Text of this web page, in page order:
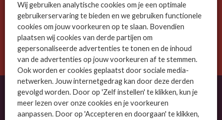
De ICT-wereld is snel. Mis niets.
Meld je nu aan voor de MSP Business nieuwsbrief.
AANMELDEN
OVER MSP BUSINESS
Wij gebruiken analytische cookies om je een optimale
gebruikerservaring te bieden en we gebruiken functionele
cookies om jouw voorkeuren op te slaan. Bovendien
plaatsen wij cookies van derde partijen om
gepersonaliseerde advertenties te tonen en de inhoud
van de advertenties op jouw voorkeuren af te stemmen.
Ook worden er cookies geplaatst door sociale media-
netwerken. Jouw internetgedrag kan door deze derden
gevolgd worden. Door op 'Zelf instellen' te klikken, kun je
meer lezen over onze cookies en je voorkeuren
aanpassen. Door op 'Accepteren en doorgaan' te klikken,